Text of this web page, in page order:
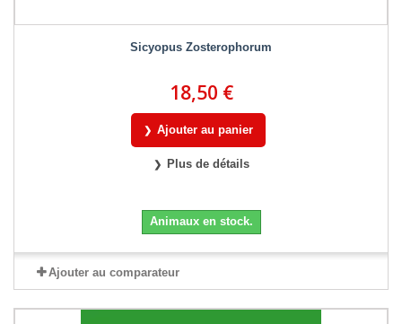
Sicyopus Zosterophorum
18,50 €
Ajouter au panier
Plus de détails
Animaux en stock.
Ajouter au comparateur